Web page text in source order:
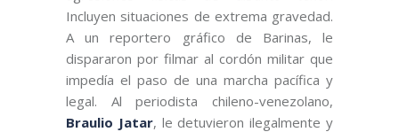
Incluyen situaciones de extrema gravedad.
A un reportero gráfico de Barinas, le
dispararon por filmar al cordón militar que
impedía el paso de una marcha pacífica y
legal. Al periodista chileno-venezolano,
Braulio Jatar, le detuvieron ilegalmente y